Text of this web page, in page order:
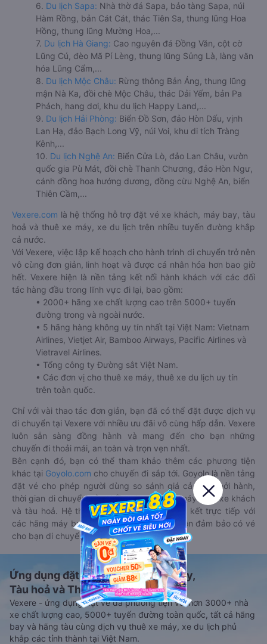
6. Du lịch Sapa: Nhà thờ đá Sapa, bảo tàng Sapa, núi
Hàm Rồng, bản Cát Cát, thác Tiên Sa, thung lũng Hoa
Hồng, thung lũng Mường Hoa,...
7. Du lịch Hà Giang: Cao nguyên đá Đồng Văn, cột cờ
Lũng Cú, đèo Mã Pí Lèng, thung lũng Sủng Là, làng văn
hóa Lũng Cẩm,...
8. Du lịch Mộc Châu: Rừng thông Bản Áng, thung lũng
mận Nà Ka, đồi chè Mộc Châu, thác Dải Yếm, bản Pa
Phách, hang dơi, khu du lịch Happy Land,...
9. Du lịch Hải Phòng: Biển Đồ Sơn, đảo Hòn Dấu, vịnh
Lan Hạ, đảo Bạch Long Vỹ, núi Voi, khu di tích Tràng
Kênh,...
10. Du lịch Nghệ An: Biển Cửa Lò, đảo Lan Châu, vườn
quốc gia Pù Mát, đồi chè Thanh Chương, đảo Hòn Ngư,
cánh đồng hoa hướng dương, đồng cừu Nghệ An, biển
Thiên Cầm,...
Vexere.com là hệ thống hỗ trợ đặt vé xe khách, máy bay, tàu
hoả và thuê xe máy, xe du lịch trên nhiều tuyến đường khắp
cả nước.
Với Vexere, việc lập kế hoạch cho hành trình di chuyển trở nên
vô cùng đơn giản, linh hoạt và được cá nhân hóa hơn bao giờ
hết. Vexere hiện là nền tảng kết nối hành khách với các đối
tác hàng đầu trong lĩnh vực đi lại, bao gồm:
• 2000+ hãng xe chất lượng cao trên 5000+ tuyến
đường trong và ngoài nước.
• 5 hãng hàng không uy tín nhất tại Việt Nam: Vietnam
Airlines, Vietjet Air, Bamboo Airways, Pacific Airlines và
Vietravel Airlines.
• Tổng công ty Đường sắt Việt Nam.
• Các đơn vị cho thuê xe máy, thuê xe du lịch uy tín
trên toàn quốc.
Chỉ với vài thao tác đơn giản, bạn đã có thể đặt được dịch vụ
di chuyển tại Vexere với nhiều ưu đãi vô cùng hấp dẫn. Vexere
luôn sẵn sàng đồng hành và mang đến cho bạn những
chuyến đi thoải mái, an toàn và trọn vẹn nhất.
Bên cạnh đó, bạn có thể tham khảo thêm các phương tiện
khác tại Goyolo.com cho chuyến đi sắp tới. Goyolo là nền tảng
đặt vé cho phép người dùng so sánh giá cả, giờ khởi hành,
thời gian di chuyển của nhiều phương tiện máy bay, xe khách
và tàu hoả. Hệ thống của Goyolo được liên kết trực tiếp với
các hãng máy bay, xe khách và tàu hoả, luôn đảm bảo có vé
cho bạn di chuyển.
Ứng dụng đặt vé Xe khách, Máy bay,
Tàu hoả và Thuê xe
Vexere - ứng dụng đặt vé đa phương tiện với hơn 3000+ nhà
xe chất lượng cao, 5000+ tuyến đường toàn quốc, tất cả hãng
bay và hãng tàu cùng dịch vụ thuê xe máy, xe du lịch phủ
khắp các tỉnh thành tại Việt Nam.